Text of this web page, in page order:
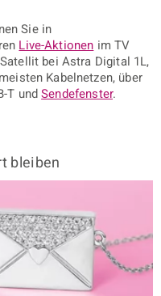
Sie in
Live-Aktionen im TV
bei Astra Digital 1L,
Kabelnetzen, über
T undSendefenster.
bleiben